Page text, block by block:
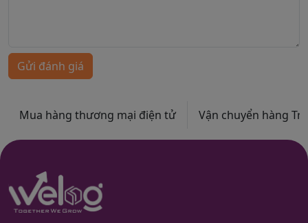
Gửi đánh giá
Mua hàng thương mại điện tử Vận chuyển hàng